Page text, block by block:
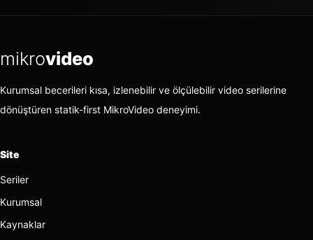
mikrovideo
Kurumsal becerileri kısa, izlenebilir ve ölçülebilir video serilerine
dönüştüren statik-first MikroVideo deneyimi.
Site
Seriler
Kurumsal
Kaynaklar